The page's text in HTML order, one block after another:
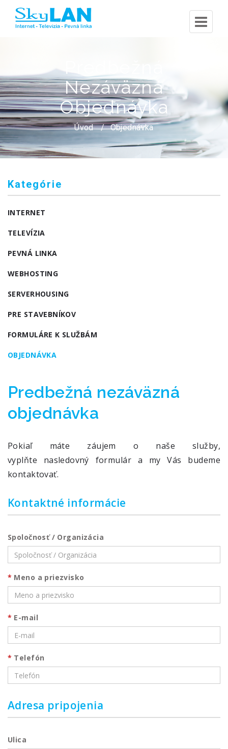
Predbežná
Nezáväzná
Objednávka
Úvod Objednávka
Kategórie
INTERNET
TELEVÍZIA
PEVNÁ LINKA
WEBHOSTING
SERVERHOUSING
PRE STAVEBNÍKOV
FORMULÁRE K SLUŽBÁM
OBJEDNÁVKA
Predbežná nezáväzná
objednávka
Pokiaľ máte záujem o naše služby,
vyplňte nasledovný formulár a my Vás budeme
kontaktovať.
Kontaktné informácie
Spoločnosť / Organizácia
Meno a priezvisko
E-mail
Telefón
Adresa pripojenia
Ulica